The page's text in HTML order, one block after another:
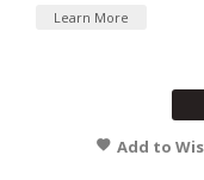
Learn More
Add to